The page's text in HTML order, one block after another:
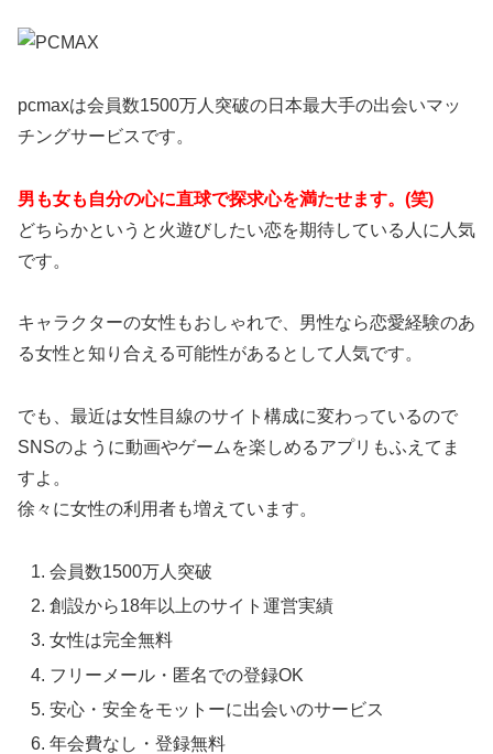
pcmaxは会員数1500万人突破の日本最大手の出会いマッ
チングサービスです。
男も女も自分の心に直球で探求心を満たせます。(笑)
どちらかというと火遊びしたい恋を期待している人に人気
です。
キャラクターの女性もおしゃれで、男性なら恋愛経験のあ
る女性と知り合える可能性があるとして人気です。
でも、最近は女性目線のサイト構成に変わっているので
SNSのように動画やゲームを楽しめるアプリもふえてま
すよ。
徐々に女性の利用者も増えています。
会員数1500万人突破
創設から18年以上のサイト運営実績
女性は完全無料
フリーメール・匿名での登録OK
安心・安全をモットーに出会いのサービス
年会費なし・登録無料